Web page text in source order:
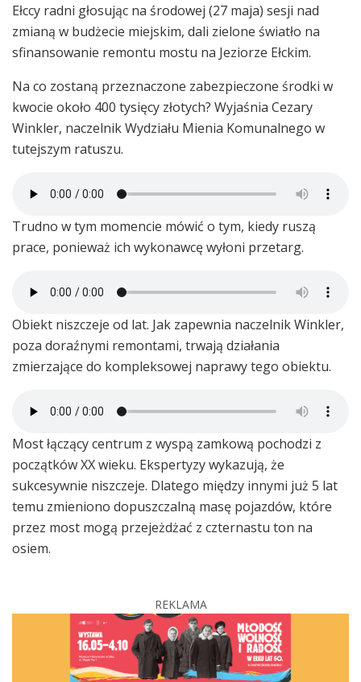
Ełccy radni głosując na środowej (27 maja) sesji nad
zmianą w budżecie miejskim, dali zielone światło na
sfinansowanie remontu mostu na Jeziorze Ełckim.
Na co zostaną przeznaczone zabezpieczone środki w
kwocie około 400 tysięcy złotych? Wyjaśnia Cezary
Winkler, naczelnik Wydziału Mienia Komunalnego w
tutejszym ratuszu.
Trudno w tym momencie mówić o tym, kiedy ruszą
prace, ponieważ ich wykonawcę wyłoni przetarg.
Obiekt niszczeje od lat. Jak zapewnia naczelnik Winkler,
poza doraźnymi remontami, trwają działania
zmierzające do kompleksowej naprawy tego obiektu.
Most łączący centrum z wyspą zamkową pochodzi z
początków XX wieku. Ekspertyzy wykazują, że
sukcesywnie niszczeje. Dlatego między innymi już 5 lat
temu zmieniono dopuszczalną masę pojazdów, które
przez most mogą przejeżdżać z czternastu ton na
osiem.
REKLAMA